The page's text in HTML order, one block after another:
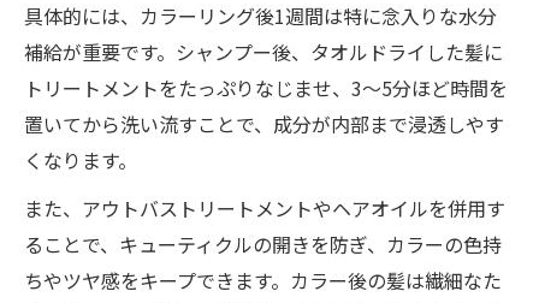
具体的には、カラーリング後1週間は特に念入りな水分
補給が重要です。シャンプー後、タオルドライした髪に
トリートメントをたっぷりなじませ、3～5分ほど時間を
置いてから洗い流すことで、成分が内部まで浸透しやす
くなります。
また、アウトバストリートメントやヘアオイルを併用す
ることで、キューティクルの開きを防ぎ、カラーの色持
ちやツヤ感をキープできます。カラー後の髪は繊細なた